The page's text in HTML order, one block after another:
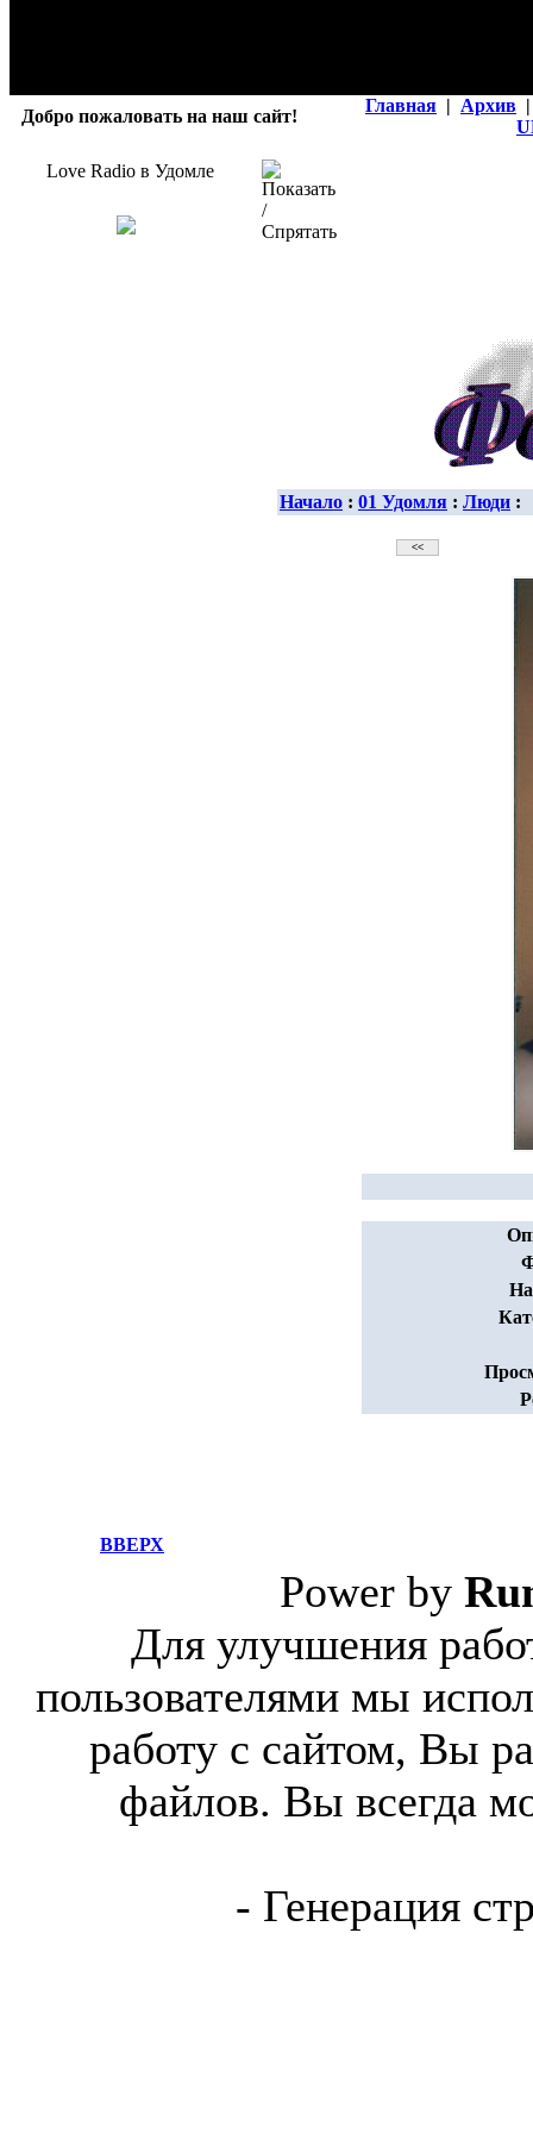
Добро пожаловать на наш сайт!
Главная | Архив |
Love Radio в Удомле
Начало : 01 Удомля : Люди :
ВВЕРХ
Power by
Для улучшения
пользователями мы
работу с сайтом, Вы
файлов. Вы всегда
- Генерация